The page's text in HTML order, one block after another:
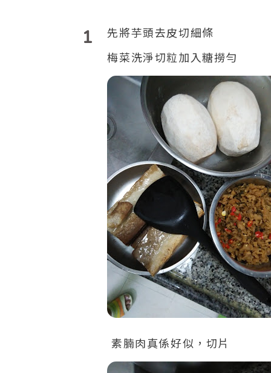
1
先將芋頭去皮切細條
梅菜洗淨切粒加入糖撈勻
素腩肉真係好似，切片